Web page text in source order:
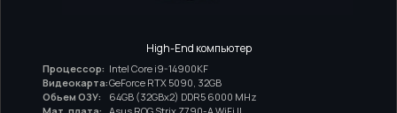
High-End компьютер
Процессор: Intel Core i9-14900KF
Видеокарта:GeForce RTX 5090, 32GB
Обьем ОЗУ:
64GB (32GBx2) DDR5 6000 MHz